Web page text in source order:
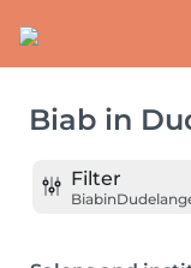
Biab in
Filter
Biabin